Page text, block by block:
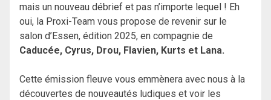
mais un nouveau débrief et pas n’importe lequel ! Eh
oui, la Proxi-Team vous propose de revenir sur le
salon d’Essen, édition 2025, en compagnie de
Caducée, Cyrus, Drou, Flavien, Kurts et Lana.
Cette émission fleuve vous emmènera avec nous à la
découvertes de nouveautés ludiques et voir les